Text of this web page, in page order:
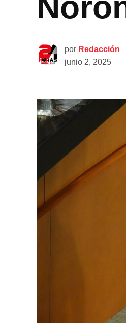
por Redacción
junio 2, 2025